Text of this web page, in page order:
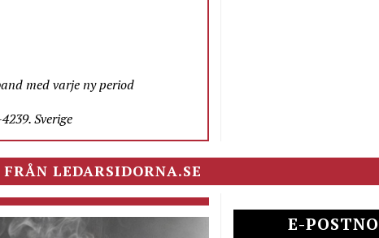
med varje ny period
Sverige
LEDARSIDORNA.SE
E-